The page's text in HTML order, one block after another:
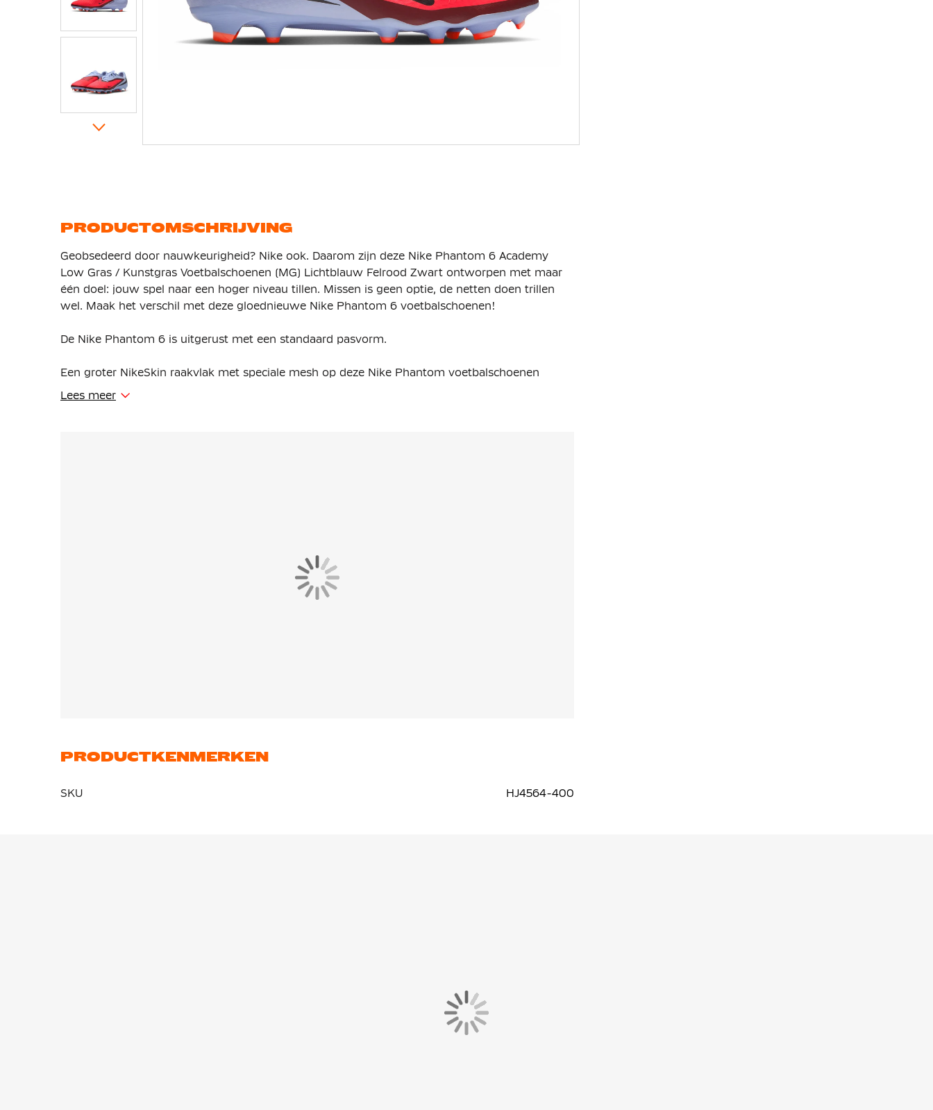
gallerij
PRODUCTOMSCHRIJVING
Geobsedeerd door nauwkeurigheid? Nike ook. Daarom zijn deze Nike Phantom 6 Academy
Low Gras / Kunstgras Voetbalschoenen (MG) Lichtblauw Felrood Zwart ontworpen met maar
één doel: jouw spel naar een hoger niveau tillen. Missen is geen optie, de netten doen trillen
wel. Maak het verschil met deze gloednieuwe Nike Phantom 6 voetbalschoenen!
De Nike Phantom 6 is uitgerust met een standaard pasvorm.
Een groter NikeSkin raakvlak met speciale mesh op deze Nike Phantom voetbalschoenen
brengt je voet dichter bij de bal. Dit betekent dat je betere controle hebt tijdens het dribbelen
Lees meer
PRODUCTKENMERKEN
SKU HJ4564-400